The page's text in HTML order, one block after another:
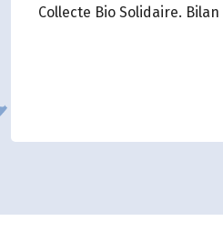
Collecte Bio Solidaire. Bilan